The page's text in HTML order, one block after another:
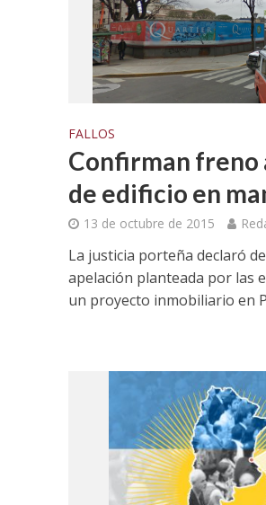
FALLOS
Confirman freno
de edificio en
13 de octubre de 2015
La justicia porteña declaró
apelación planteada por las
un proyecto inmobiliario en